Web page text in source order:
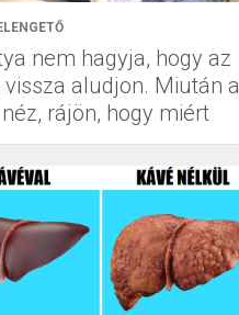
nem hagyja, hogy az
vissza aludjon. Miután a
rájön, hogy miért